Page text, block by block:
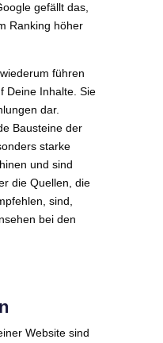
gefällt das,
Ranking höher
führen
Deine Inhalte. Sie
dar.
Bausteine der
starke
und sind
die Quellen, die
sind,
bei den
Website sind